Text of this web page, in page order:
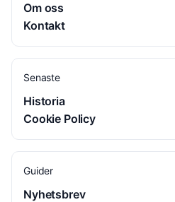
Om oss
Kontakt
Senaste
Historia
Cookie Policy
Guider
Nyhetsbrev